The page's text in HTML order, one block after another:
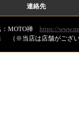
連絡先
：MOTO禅 https://
※当店は店舗がござい